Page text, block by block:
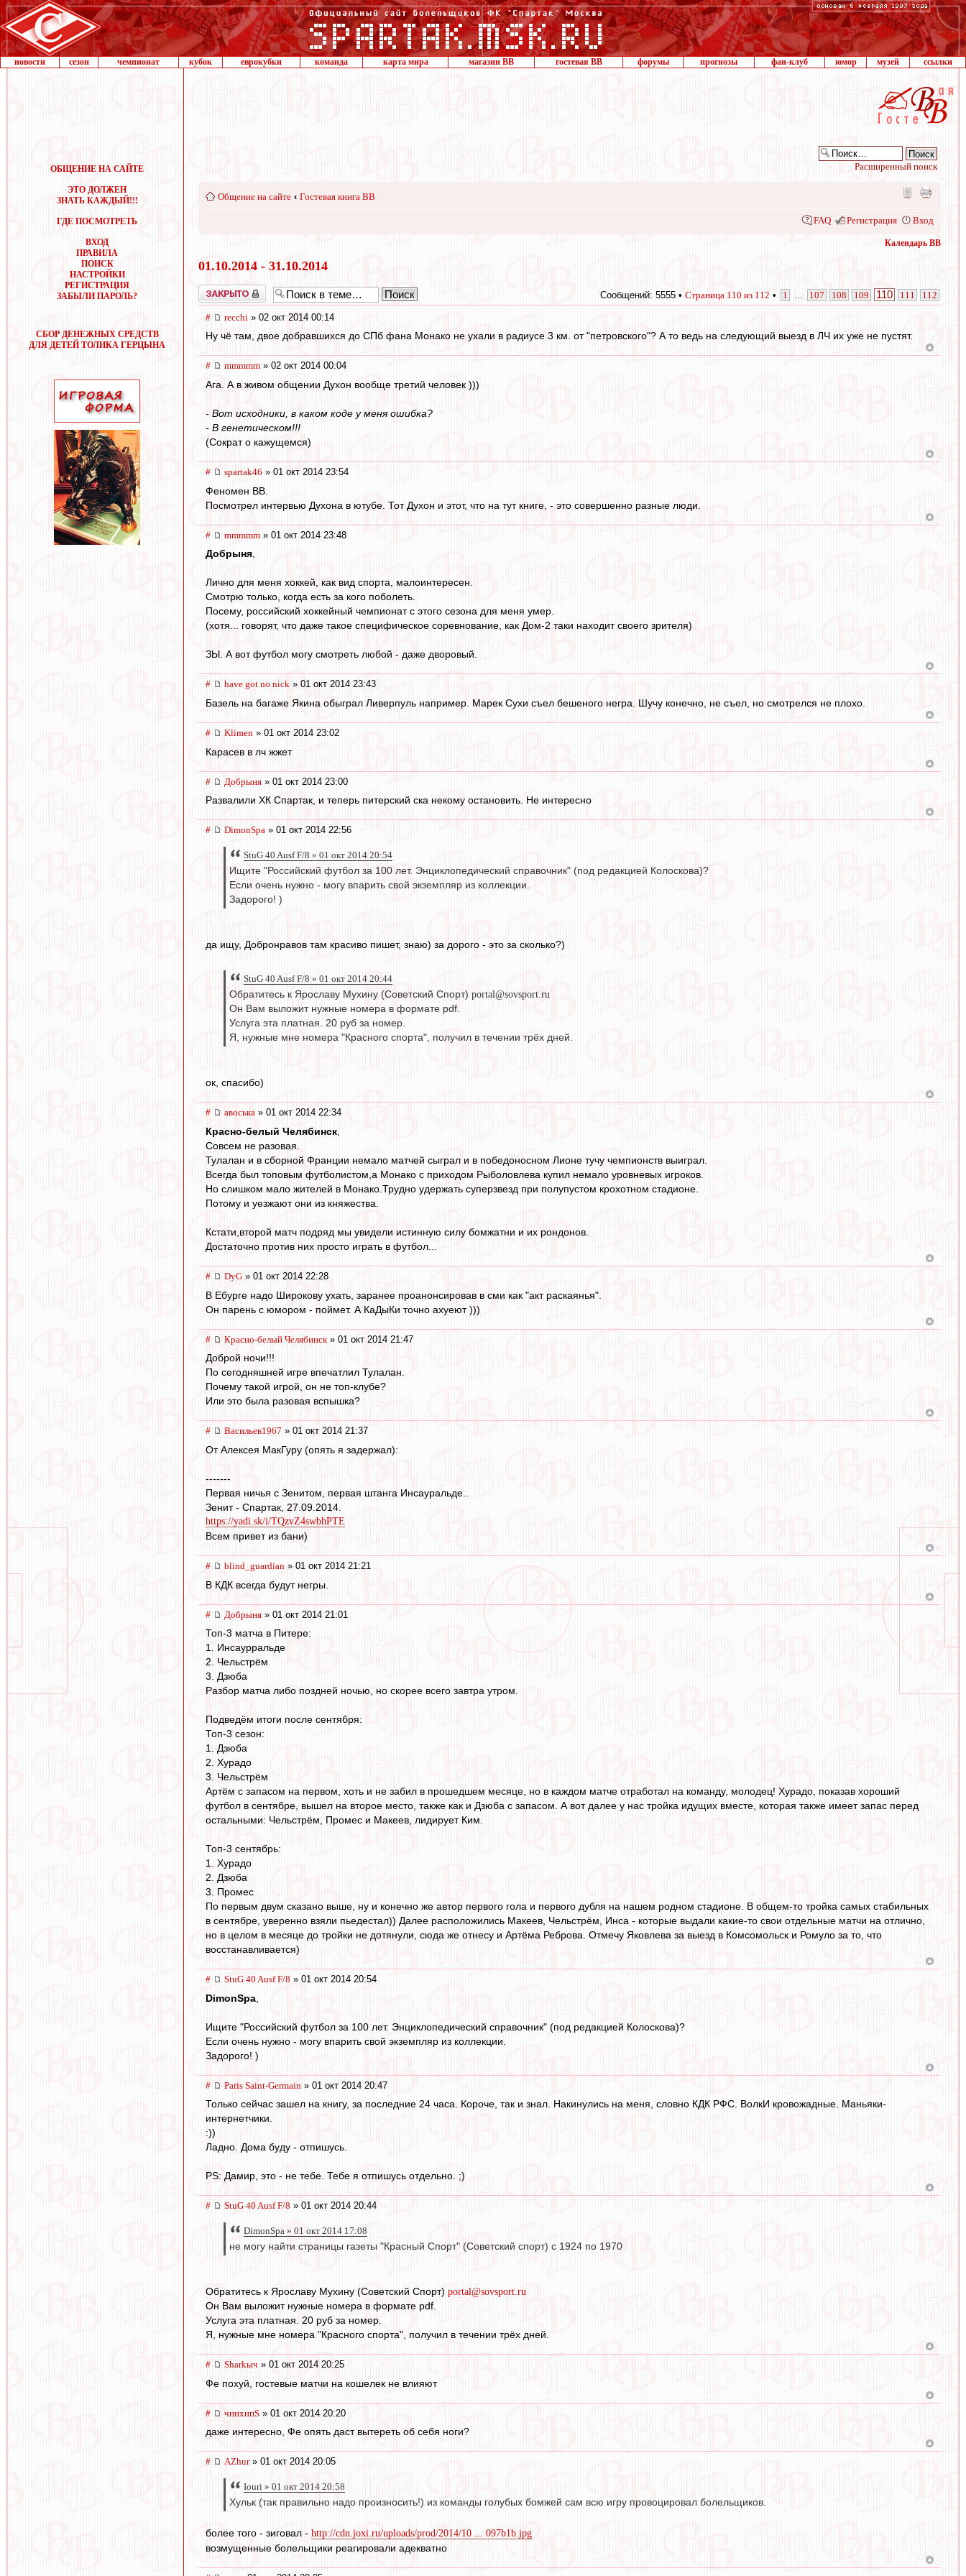
новости сезон чемпионат кубок еврокубки команда карта мира магазин ВВ гостевая ВВ форумы прогнозы фан-клуб юмор музей ссылки
ОБЩЕНИЕ НА САЙТЕ
ЭТО ДОЛЖЕН
ЗНАТЬ КАЖДЫЙ!!!
ГДЕ ПОСМОТРЕТЬ
ВХОД
ПРАВИЛА
ПОИСК
НАСТРОЙКИ
РЕГИСТРАЦИЯ
ЗАБЫЛИ ПАРОЛЬ?
СБОР ДЕНЕЖНЫХ СРЕДСТВ
ДЛЯ ДЕТЕЙ ТОЛИКА ГЕРЦЫНА
Расширенный поиск
Общение на сайте ‹ Гостевая книга ВВ
FAQ Регистрация Вход
Календарь ВВ
01.10.2014 - 31.10.2014
Закрыто Сообщений: 5555 • Страница 110 из 112 • 1 107 108 109 110 111 112
# recchi » 02 окт 2014 00:14
Ну чё там, двое добравшихся до СПб фана Монако не ухали в радиусе 3 км. от "петровского"? А то ведь на следующий выезд в ЛЧ их уже не пустят.
# mmmmm » 02 окт 2014 00:04
Ага. А в живом общении Духон вообще третий человек )))
- Вот исходники, в каком коде у меня ошибка?
- В генетическом!!!
(Сократ о кажущемся)
# spartak46 » 01 окт 2014 23:54
Феномен ВВ.
Посмотрел интервью Духона в ютубе. Тот Духон и этот, что на тут книге, - это совершенно разные люди.
# mmmmm » 01 окт 2014 23:48
Добрыня,
Лично для меня хоккей, как вид спорта, малоинтересен.
Смотрю только, когда есть за кого поболеть.
Посему, российский хоккейный чемпионат с этого сезона для меня умер.
(хотя... говорят, что даже такое специфическое соревнование, как Дом-2 таки находит своего зрителя)
ЗЫ. А вот футбол могу смотреть любой - даже дворовый.
# have got no nick » 01 окт 2014 23:43
Базель на багаже Якина обыграл Ливерпуль например. Марек Сухи съел бешеного негра. Шучу конечно, не съел, но смотрелся не плохо.
# Klimen » 01 окт 2014 23:02
Карасев в лч жжет
# Добрыня » 01 окт 2014 23:00
Развалили ХК Спартак, и теперь питерский ска некому остановить. Не интересно
# DimonSpa » 01 окт 2014 22:56
StuG 40 Ausf F/8 » 01 окт 2014 20:54
Ищите "Российский футбол за 100 лет. Энциклопедический справочник" (под редакцией Колоскова)?
Если очень нужно - могу впарить свой экземпляр из коллекции.
Задорого! )
да ищу, Добронравов там красиво пишет, знаю) за дорого - это за сколько?)
StuG 40 Ausf F/8 » 01 окт 2014 20:44
Обратитесь к Ярославу Мухину (Советский Спорт) portal@sovsport.ru
Он Вам выложит нужные номера в формате pdf.
Услуга эта платная. 20 руб за номер.
Я, нужные мне номера "Красного спорта", получил в течении трёх дней.
ок, спасибо)
# авоська » 01 окт 2014 22:34
Красно-белый Челябинск
Совсем не разовая.
Тулалан и в сборной Франции немало матчей сыграл и в победоносном Лионе тучу чемпионств выиграл.
Всегда был топовым футболистом,а Монако с приходом Рыболовлева купил немало уровневых игроков.
Но слишком мало жителей в Монако.Трудно удержать суперзвезд при полупустом крохотном стадионе.
Потому и уезжают они из княжества.
Кстати,второй матч подряд мы увидели истинную силу бомжатни и их рондонов.
Достаточно против них просто играть в футбол...
# DyG » 01 окт 2014 22:28
В Ебурге надо Широкову ухать, заранее проанонсировав в сми как "акт раскаянья".
Он парень с юмором - поймет. А КаДыКи точно ахуеют )))
# Красно-белый Челябинск » 01 окт 2014 21:47
Доброй ночи!!!
По сегодняшней игре впечатлил Тулалан.
Почему такой игрой, он не топ-клубе?
Или это была разовая вспышка?
# Васильев1967 » 01 окт 2014 21:37
От Алексея МакГуру (опять я задержал):
-------
Первая ничья с Зенитом, первая штанга Инсауральде..
Зенит - Спартак, 27.09.2014.
https://yadi.sk/i/TQzvZ4swbhPTE
Всем привет из бани)
# blind_guardian » 01 окт 2014 21:21
В КДК всегда будут негры.
# Добрыня » 01 окт 2014 21:01
Топ-3 матча в Питере:
1. Инсаурральде
2. Чельстрём
3. Дзюба
Разбор матча либо поздней ночью, но скорее всего завтра утром.
Подведём итоги после сентября:
Топ-3 сезон:
1. Дзюба
2. Хурадо
3. Чельстрём
Артём с запасом на первом, хоть и не забил в прошедшем месяце, но в каждом матче отработал на команду, молодец! Хурадо, показав хороший
футбол в сентябре, вышел на второе место, также как и Дзюба с запасом. А вот далее у нас тройка идущих вместе, которая также имеет запас перед
остальными: Чельстрём, Промес и Макеев, лидирует Ким.
Топ-3 сентябрь:
1. Хурадо
2. Дзюба
3. Промес
По первым двум сказано выше, ну и конечно же автор первого гола и первого дубля на нашем родном стадионе. В общем-то тройка самых стабильных
в сентябре, уверенно взяли пьедестал)) Далее расположились Макеев, Чельстрём, Инса - которые выдали какие-то свои отдельные матчи на отлично,
но в целом в месяце до тройки не дотянули, сюда же отнесу и Артёма Реброва. Отмечу Яковлева за выезд в Комсомольск и Ромуло за то, что
восстанавливается)
# StuG 40 Ausf F/8 » 01 окт 2014 20:54
DimonSpa
Ищите "Российский футбол за 100 лет. Энциклопедический справочник" (под редакцией Колоскова)?
Если очень нужно - могу впарить свой экземпляр из коллекции.
Задорого! )
# Paris Saint-Germain » 01 окт 2014 20:47
Только сейчас зашел на книгу, за последние 24 часа. Короче, так и знал. Накинулись на меня, словно КДК РФС. ВолкИ кровожадные. Маньяки-
интернетчики.
:))
Ладно. Дома буду - отпишусь.
PS: Дамир, это - не тебе. Тебе я отпишусь отдельно. ;)
# StuG 40 Ausf F/8 » 01 окт 2014 20:44
DimonSpa » 01 окт 2014 17:08
не могу найти страницы газеты "Красный Спорт" (Советский спорт) с 1924 по 1970
Обратитесь к Ярославу Мухину (Советский Спорт) portal@sovsport.ru
Он Вам выложит нужные номера в формате pdf.
Услуга эта платная. 20 руб за номер.
Я, нужные мне номера "Красного спорта", получил в течении трёх дней.
# Sharkыч » 01 окт 2014 20:25
Фе похуй, гостевые матчи на кошелек не влияют
# чннхнпS » 01 окт 2014 20:20
даже интересно, Фе опять даст вытереть об себя ноги?
# AZhur» 01 окт 2014 20:05
Iouri » 01 окт 2014 20:58
Хульк (так правильно надо произносить!) из команды голубых бомжей сам всю игру провоцировал болельщиков.
более того - зиговал - http://cdn.joxi.ru/uploads/prod/2014/10 ... 097b1b.jpg
возмущенные болельщики реагировали адекватно